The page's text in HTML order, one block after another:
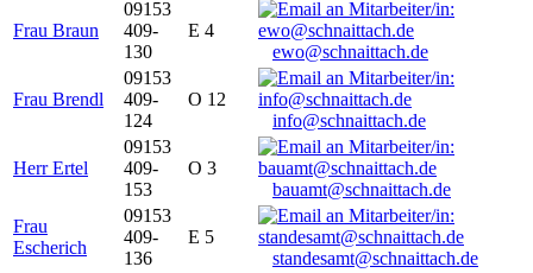
Frau Braun
09153
409-
130
E 4
ewo@schnaittach.de
Frau Brendl
09153
409-
124
O 12
info@schnaittach.de
Herr Ertel
09153
409-
153
O 3
bauamt@schnaittach.de
Frau
Escherich
09153
409-
136
E 5
standesamt@schnaittach.de